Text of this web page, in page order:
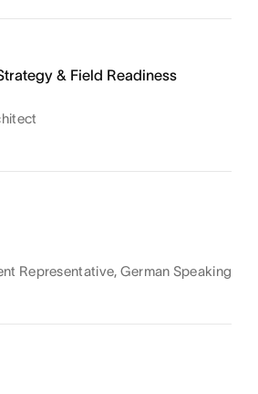
& Field Readiness
Representative, German Speaking